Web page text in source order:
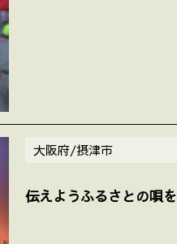
大阪府/摂津市
伝えようふるさとの唄を